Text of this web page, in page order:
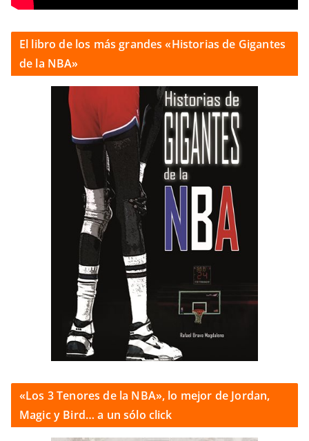
El libro de los más grandes «Historias de Gigantes
de la NBA»
«Los 3 Tenores de la NBA», lo mejor de Jordan,
Magic y Bird… a un sólo click